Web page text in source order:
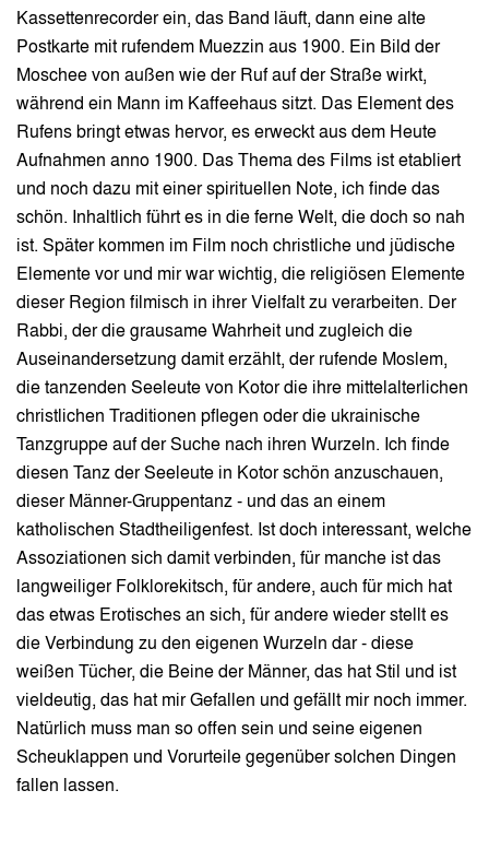
Kassettenrecorder ein, das Band läuft, dann eine alte
Postkarte mit rufendem Muezzin aus 1900. Ein Bild der
Moschee von außen wie der Ruf auf der Straße wirkt,
während ein Mann im Kaffeehaus sitzt. Das Element des
Rufens bringt etwas hervor, es erweckt aus dem Heute
Aufnahmen anno 1900. Das Thema des Films ist etabliert
und noch dazu mit einer spirituellen Note, ich finde das
schön. Inhaltlich führt es in die ferne Welt, die doch so nah
ist. Später kommen im Film noch christliche und jüdische
Elemente vor und mir war wichtig, die religiösen Elemente
dieser Region filmisch in ihrer Vielfalt zu verarbeiten. Der
Rabbi, der die grausame Wahrheit und zugleich die
Auseinandersetzung damit erzählt, der rufende Moslem,
die tanzenden Seeleute von Kotor die ihre mittelalterlichen
christlichen Traditionen pflegen oder die ukrainische
Tanzgruppe auf der Suche nach ihren Wurzeln. Ich finde
diesen Tanz der Seeleute in Kotor schön anzuschauen,
dieser Männer-Gruppentanz - und das an einem
katholischen Stadtheiligenfest. Ist doch interessant, welche
Assoziationen sich damit verbinden, für manche ist das
langweiliger Folklorekitsch, für andere, auch für mich hat
das etwas Erotisches an sich, für andere wieder stellt es
die Verbindung zu den eigenen Wurzeln dar - diese
weißen Tücher, die Beine der Männer, das hat Stil und ist
vieldeutig, das hat mir Gefallen und gefällt mir noch immer.
Natürlich muss man so offen sein und seine eigenen
Scheuklappen und Vorurteile gegenüber solchen Dingen
fallen lassen.